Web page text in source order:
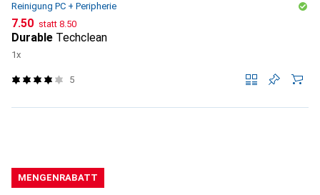
Reinigung PC + Peripherie
CHF
7.50 statt CHF
8.50
Durable Techclean
1x
5
MENGENRABATT